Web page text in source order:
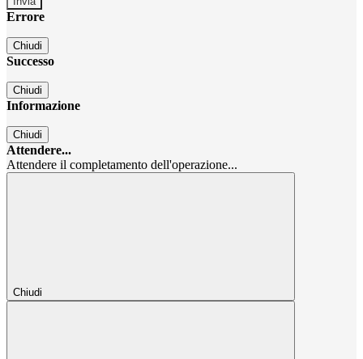
Errore
Chiudi
Successo
Chiudi
Informazione
Chiudi
Attendere...
Attendere il completamento dell'operazione...
Chiudi